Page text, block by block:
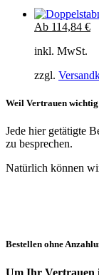
Ab 114,84 €
inkl. MwSt.
zzgl.
Weil Vertrauen
Jede hier getätigte
zu besprechen.
Natürlich können
Bestellen ohne
Um Ihr Vertrauen